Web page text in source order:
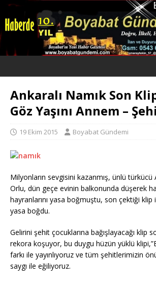
Ankaralı Namık Son
Göz Yaşını Annem –
19 Ekim 2015 Boyabat Gündemi
Milyonların sevgisini kazanmış, ünlü türkücü
Orlu, dün geçe evinin balkonunda düşerek
hayranlarını yasa boğmuştu, son çektiği klip
yasa boğdu.
Gelirini şehit çocuklarına bağışlayacağı klip
rekora koşuyor, bu duygu hüzün yüklü
farkı ile yayınlıyoruz ve tüm şehitlerimizin
saygı ile eğiliyoruz.